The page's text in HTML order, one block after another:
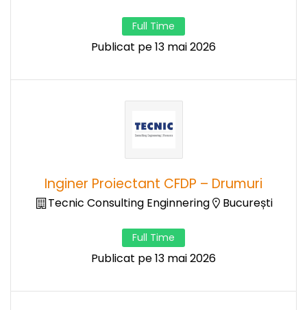
Full Time
Publicat pe 13 mai 2026
Inginer Proiectant CFDP – Drumuri
Tecnic Consulting Enginnering București
Full Time
Publicat pe 13 mai 2026